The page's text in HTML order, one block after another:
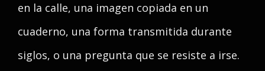
en la calle, una imagen copiada en un
cuaderno, una forma transmitida durante
siglos, o una pregunta que se resiste a irse.